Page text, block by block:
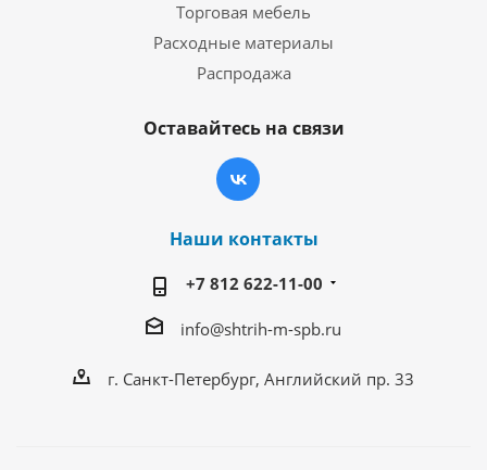
Торговая мебель
Расходные материалы
Распродажа
Оставайтесь на связи
Наши контакты
+7 812 622-11-00
info@shtrih-m-spb.ru
г. Санкт-Петербург, Английский пр. 33